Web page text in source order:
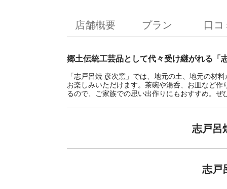
店舗概要 プラン 口コ
郷土伝統工芸品として代々受け継がれる「
「志戸呂焼 彦次窯」では、地元の土、地元の材
お楽しみいただけます。茶碗や湯呑、お皿など
るので、ご家族での思い出作りにもおすすめ。ぜ
志戸呂
志戸